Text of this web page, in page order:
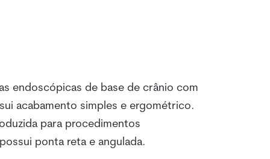
endoscópicas de base de crânio com
acabamento simples e ergométrico.
para procedimentos
ponta reta e angulada.